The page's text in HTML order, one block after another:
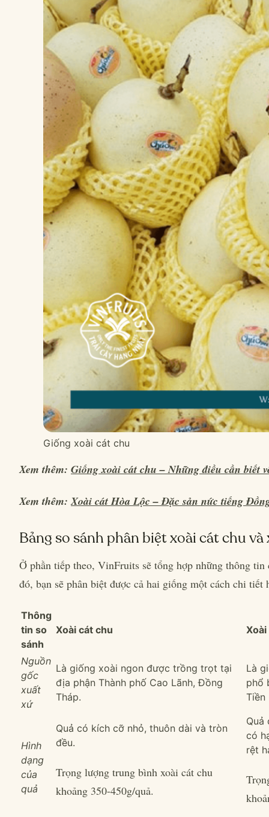
Giống xoài cát chu
Xem thêm: Giống xoài cát chu – Những điều cần biết
Xem thêm:Xoài cát Hòa Lộc – Đặc sản nức tiếng
Bảng so sánh phân biệt xoài cát chu
Ở phần tiếp theo, VinFruits sẽ tổng hợp những thông
đó, bạn sẽ phân biệt được cả hai giống một cách chi tiết
Thông
tin so
sánh
Xoài cát chu Xoài
Nguồn
gốc
xuất
xứ
Là giống xoài ngon được trồng trọt tại
địa phận Thành phố Cao Lãnh, Đồng
Tháp.
Là
phổ
Tiền
Hình
dạng
của
quả
Quả có kích cỡ nhỏ, thuôn dài và tròn
đều.
Trọng lượng trung bình xoài cát chu
khoảng 350-450g/quả.
Quả
có
rệt